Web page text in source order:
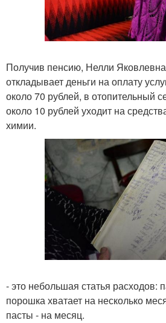
Получив пенсию, Нелли
откладывает деньги на оплату
около 70 рублей, в отопительный
около 10 рублей уходит на
химии.
- это небольшая статья расходов:
порошка хватает на несколько
пасты - на месяц.